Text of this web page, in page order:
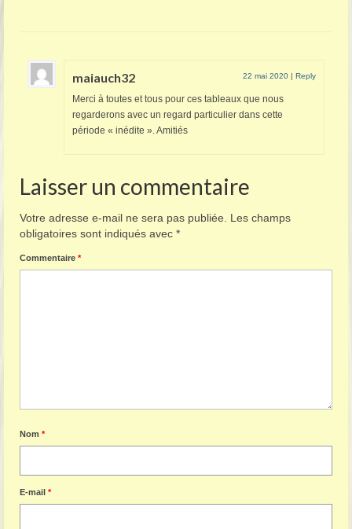
maiauch32 22 mai 2020 | Reply
Merci à toutes et tous pour ces tableaux que nous
regarderons avec un regard particulier dans cette
période « inédite ». Amitiés
Laisser un commentaire
Votre adresse e-mail ne sera pas publiée. Les champs
obligatoires sont indiqués avec *
Commentaire *
Nom *
E-mail *